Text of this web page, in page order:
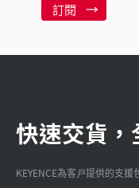
訂閱
快速交貨
KEYENCE為客戸提供的支